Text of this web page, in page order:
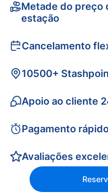
Metade do preço
estação
Cancelamento
10500+
Apoio ao cliente
Pagamento
Avaliações